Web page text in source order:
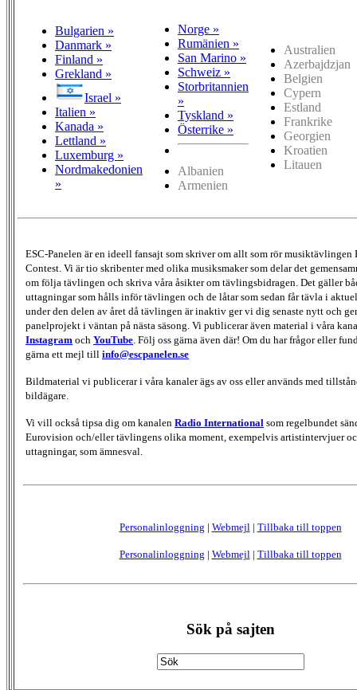
Bulgarien »
Danmark »
Finland »
Grekland »
Israel »
Italien »
Kanada »
Lettland »
Luxemburg »
Nordmakedonien
»
Norge »
Rumänien »
San Marino »
Schweiz »
Storbritannien
»
Tyskland »
Österrike »
Albanien
Armenien
Australien
Azerbajdzjan
Belgien
Cypern
Estland
Frankrike
Georgien
Kroatien
Litauen
ESC-Panelen är en ideell fansajt som skriver om allt som rör musiktävlingen
Contest. Vi är tio skribenter med olika musiksmaker som delar det
om följa tävlingen och skriva våra åsikter om tävlingsbidragen. Det gäller
uttagningar som hålls inför tävlingen och de låtar som sedan får tävla i
under den delen av året då tävlingen är inaktiv ger vi dig senaste nytt och
panelprojekt i väntan på nästa säsong. Vi publicerar även material i våra
Instagram och YouTube. Följ oss gärna även där! Om du har frågor eller
gärna ett mejl till info@escpanelen.se
Bildmaterial vi publicerar i våra kanaler ägs av oss eller används med
bildägare.
Vi vill också tipsa dig om kanalen Radio International som regelbundet
Eurovision och/eller tävlingens olika moment, exempelvis artistintervjuer
uttagningar, som ämnesval.
Personalinloggning | Webmejl| Tillbaka till toppen
Personalinloggning | Webmejl| Tillbaka till toppen
Sök på sajten